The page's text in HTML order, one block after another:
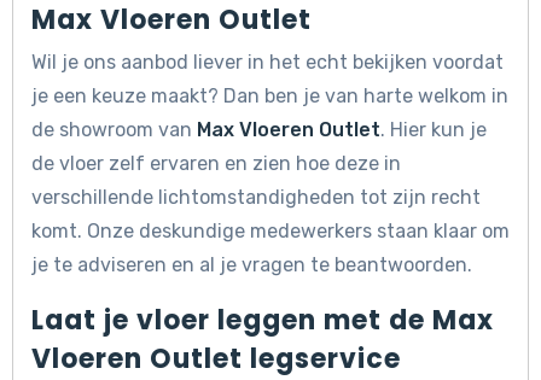
Max Vloeren Outlet
Wil je ons aanbod liever in het echt bekijken voordat
je een keuze maakt? Dan ben je van harte welkom in
de showroom van Max Vloeren Outlet. Hier kun je
de vloer zelf ervaren en zien hoe deze in
verschillende lichtomstandigheden tot zijn recht
komt. Onze deskundige medewerkers staan klaar om
je te adviseren en al je vragen te beantwoorden.
Laat je vloer leggen met de Max
Vloeren Outlet legservice